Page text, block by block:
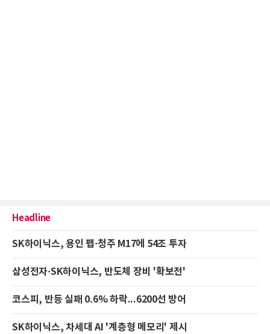
Headline
SK하이닉스, 용인 팹·청주 M17에 54조 투자
삼성전자·SK하이닉스, 반도체 장비 '확보전'
코스피, 반등 실패 0.6% 하락...6200선 방어
SK하이닉스, 차세대 AI '계층형 메모리' 제시